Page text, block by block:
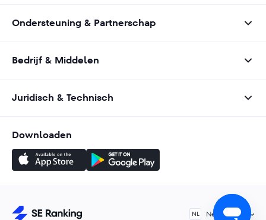
Ondersteuning & Partnerschap
Bedrijf & Middelen
Juridisch & Technisch
Downloaden
NL Nederlands